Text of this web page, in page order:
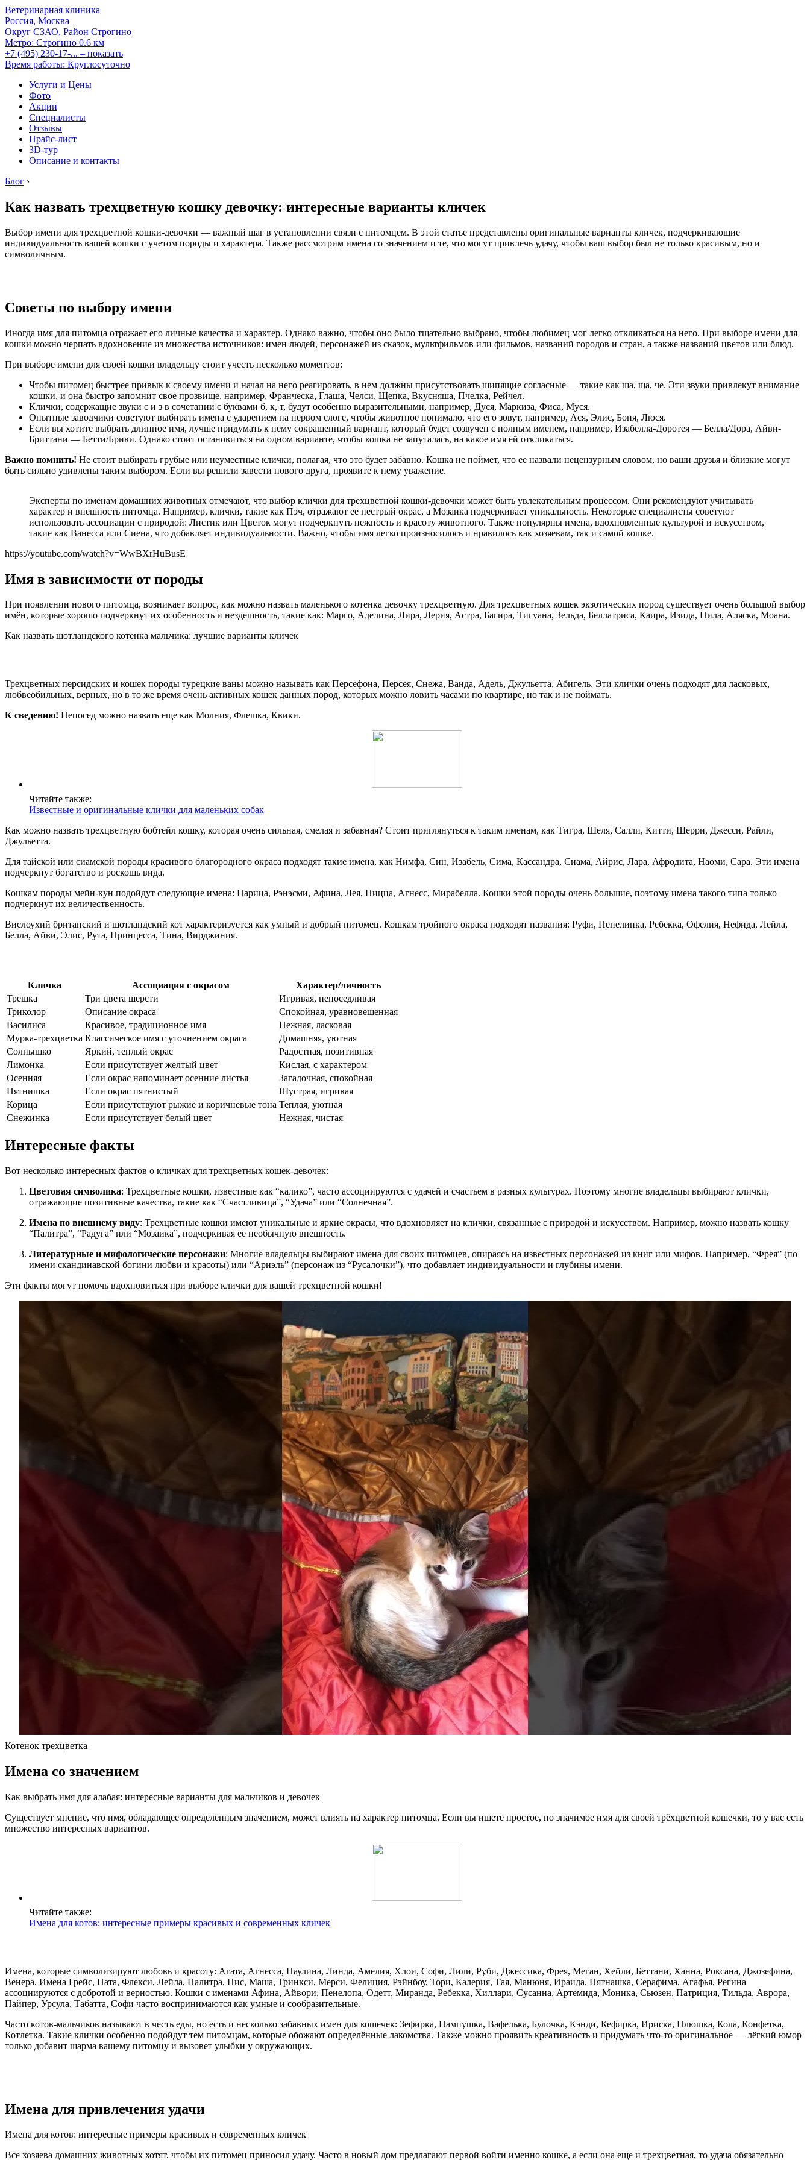
Ветеринарная клиника
Россия, Москва
Округ СЗАО, Район Строгино
Метро: Строгино 0.6 км
+7 (495) 230-17-... – показать
Время работы: Круглосуточно
Услуги и Цены
Фото
Акции
Специалисты
Отзывы
Прайс-лист
3D-тур
Описание и контакты
Блог ›
Как назвать трехцветную кошку девочку: интересные варианты кличек
Выбор имени для трехцветной кошки-девочки — важный шаг в установлении связи с питомцем. В этой статье представлены оригинальные варианты кличек, подчеркивающие
индивидуальность вашей кошки с учетом породы и характера. Также рассмотрим имена со значением и те, что могут привлечь удачу, чтобы ваш выбор был не только красивым, но и
символичным.
Советы по выбору имени
Иногда имя для питомца отражает его личные качества и характер. Однако важно, чтобы оно было тщательно выбрано, чтобы любимец мог легко откликаться на него. При выборе имени для
кошки можно черпать вдохновение из множества источников: имен людей, персонажей из сказок, мультфильмов или фильмов, названий городов и стран, а также названий цветов или блюд.
При выборе имени для своей кошки владельцу стоит учесть несколько моментов:
Чтобы питомец быстрее привык к своему имени и начал на него реагировать, в нем должны присутствовать шипящие согласные — такие как ша, ща, че. Эти звуки привлекут внимание
кошки, и она быстро запомнит свое прозвище, например, Франческа, Глаша, Челси, Щепка, Вкусняша, Пчелка, Рейчел.
Клички, содержащие звуки с и з в сочетании с буквами б, к, т, будут особенно выразительными, например, Дуся, Маркиза, Фиса, Муся.
Опытные заводчики советуют выбирать имена с ударением на первом слоге, чтобы животное понимало, что его зовут, например, Ася, Элис, Боня, Люся.
Если вы хотите выбрать длинное имя, лучше придумать к нему сокращенный вариант, который будет созвучен с полным именем, например, Изабелла-Доротея — Белла/Дора, Айви-
Бриттани — Бетти/Бриви. Однако стоит остановиться на одном варианте, чтобы кошка не запуталась, на какое имя ей откликаться.
Важно помнить! Не стоит выбирать грубые или неуместные клички, полагая, что это будет забавно. Кошка не поймет, что ее назвали нецензурным словом, но ваши друзья и близкие могут
быть сильно удивлены таким выбором. Если вы решили завести нового друга, проявите к нему уважение.
Эксперты по именам домашних животных отмечают, что выбор клички для трехцветной кошки-девочки может быть увлекательным процессом. Они рекомендуют учитывать
характер и внешность питомца. Например, клички, такие как Пэч, отражают ее пестрый окрас, а Мозаика подчеркивает уникальность. Некоторые специалисты советуют
использовать ассоциации с природой: Листик или Цветок могут подчеркнуть нежность и красоту животного. Также популярны имена, вдохновленные культурой и искусством,
такие как Ванесса или Сиена, что добавляет индивидуальности. Важно, чтобы имя легко произносилось и нравилось как хозяевам, так и самой кошке.
https://youtube.com/watch?v=WwBXrHuBusE
Имя в зависимости от породы
При появлении нового питомца, возникает вопрос, как можно назвать маленького котенка девочку трехцветную. Для трехцветных кошек экзотических пород существует очень большой выбор
имён, которые хорошо подчеркнут их особенность и нездешность, такие как: Марго, Аделина, Лира, Лерия, Астра, Багира, Тигуана, Зельда, Беллатриса, Каира, Изида, Нила, Аляска, Моана.
Как назвать шотландского котенка мальчика: лучшие варианты кличек
Трехцветных персидских и кошек породы турецкие ваны можно называть как Персефона, Персея, Снежа, Ванда, Адель, Джульетта, Абигель. Эти клички очень подходят для ласковых,
любвеобильных, верных, но в то же время очень активных кошек данных пород, которых можно ловить часами по квартире, но так и не поймать.
К сведению! Непосед можно назвать еще как Молния, Флешка, Квики.
Читайте также:
Известные и оригинальные клички для маленьких собак
Как можно назвать трехцветную бобтейл кошку, которая очень сильная, смелая и забавная? Стоит приглянуться к таким именам, как Тигра, Шеля, Салли, Китти, Шерри, Джесси, Райли,
Джульетта.
Для тайской или сиамской породы красивого благородного окраса подходят такие имена, как Нимфа, Син, Изабель, Сима, Кассандра, Сиама, Айрис, Лара, Афродита, Наоми, Сара. Эти имена
подчеркнут богатство и роскошь вида.
Кошкам породы мейн-кун подойдут следующие имена: Царица, Рэнэсми, Афина, Лея, Ницца, Агнесс, Мирабелла. Кошки этой породы очень большие, поэтому имена такого типа только
подчеркнут их величественность.
Вислоухий британский и шотландский кот характеризуется как умный и добрый питомец. Кошкам тройного окраса подходят названия: Руфи, Пепелинка, Ребекка, Офелия, Нефида, Лейла,
Белла, Айви, Элис, Рута, Принцесса, Тина, Вирджиния.
Кличкa Ассоциация с окрасом
Характер/личность
Трешка
Три цвета шерсти
Игривая, непоседливая
Триколор
Описание окраса
Спокойная, уравновешенная
Василиса
Красивое, традиционное имя
Нежная, ласковая
Мурка-трехцветка Классическое имя с уточнением окраса
Домашняя, уютная
Солнышко
Яркий, теплый окрас
Радостная, позитивная
Лимонка
Если присутствует желтый цвет
Кислая, с характером
Осенняя
Если окрас напоминает осенние листья
Загадочная, спокойная
Пятнишка
Если окрас пятнистый
Шустрая, игривая
Корица
Если присутствуют рыжие и коричневые тона Теплая, уютная
Снежинка
Если присутствует белый цвет Нежная, чистая
Интересные факты
Вот несколько интересных фактов о кличках для трехцветных кошек-девочек:
Цветовая символика: Трехцветные кошки, известные как “калико”, часто ассоциируются с удачей и счастьем в разных культурах. Поэтому многие владельцы выбирают клички,
отражающие позитивные качества, такие как “Счастливица”, “Удача” или “Солнечная”.
Имена по внешнему виду: Трехцветные кошки имеют уникальные и яркие окрасы, что вдохновляет на клички, связанные с природой и искусством. Например, можно назвать кошку
“Палитра”, “Радуга” или “Мозаика”, подчеркивая ее необычную внешность.
Литературные и мифологические персонажи: Многие владельцы выбирают имена для своих питомцев, опираясь на известных персонажей из книг или мифов. Например, “Фрея” (по
имени скандинавской богини любви и красоты) или “Ариэль” (персонаж из “Русалочки”), что добавляет индивидуальности и глубины имени.
Эти факты могут помочь вдохновиться при выборе клички для вашей трехцветной кошки!
Котенок трехцветка
Имена со значением
Как выбрать имя для алабая: интересные варианты для мальчиков и девочек
Существует мнение, что имя, обладающее определённым значением, может влиять на характер питомца. Если вы ищете простое, но значимое имя для своей трёхцветной кошечки, то у вас есть
множество интересных вариантов.
Читайте также:
Имена для котов: интересные примеры красивых и современных кличек
Имена, которые символизируют любовь и красоту: Агата, Агнесса, Паулина, Линда, Амелия, Хлои, Софи, Лили, Руби, Джессика, Фрея, Меган, Хейли, Беттани, Ханна, Роксана, Джозефина,
Венера. Имена Грейс, Ната, Флекси, Лейла, Палитра, Пис, Маша, Тринкси, Мерси, Фелиция, Рэйнбоу, Тори, Калерия, Тая, Манюня, Ираида, Пятнашка, Серафима, Агафья, Регина
ассоциируются с добротой и верностью. Кошки с именами Афина, Айвори, Пенелопа, Одетт, Миранда, Ребекка, Хиллари, Сусанна, Артемида, Моника, Сьюзен, Патриция, Тильда, Аврора,
Пайпер, Урсула, Табатта, Софи часто воспринимаются как умные и сообразительные.
Часто котов-мальчиков называют в честь еды, но есть и несколько забавных имен для кошечек: Зефирка, Пампушка, Вафелька, Булочка, Кэнди, Кефирка, Ириска, Плюшка, Кола, Конфетка,
Котлетка. Такие клички особенно подойдут тем питомцам, которые обожают определённые лакомства. Также можно проявить креативность и придумать что-то оригинальное — лёгкий юмор
только добавит шарма вашему питомцу и вызовет улыбки у окружающих.
Имена для привлечения удачи
Имена для котов: интересные примеры красивых и современных кличек
Все хозяева домашних животных хотят, чтобы их питомец приносил удачу. Часто в новый дом предлагают первой войти именно кошке, а если она еще и трехцветная, то удача обязательно